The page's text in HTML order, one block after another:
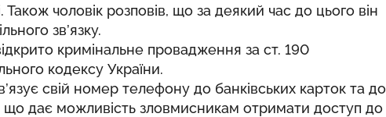
Також чоловік розповів, що за деякий час до цього він
зв’язку.
кримінальне провадження за ст. 190
кодексу України.
свій номер телефону до банківських карток та до
дає можливість зловмисникам отримати доступ до